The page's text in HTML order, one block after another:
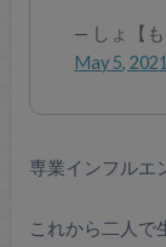
— しょ【
May 5, 2021
専業インフルエ
これから二人で